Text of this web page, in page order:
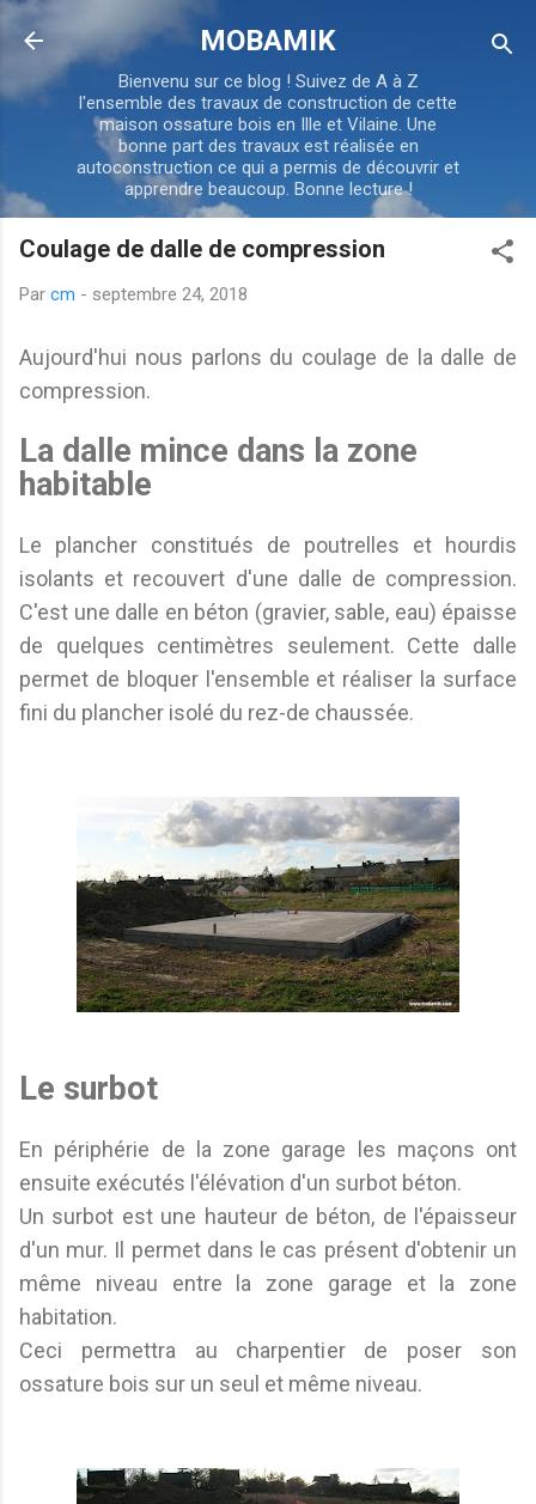
Accéder au contenu principal
MOBAMIK
Bienvenu sur ce blog ! Suivez de A à Z
l'ensemble des travaux de construction de cette
maison ossature bois en Ille et Vilaine. Une
bonne part des travaux est réalisée en
autoconstruction ce qui a permis de découvrir et
apprendre beaucoup. Bonne lecture !
Coulage de dalle de compression
Par cm - septembre 24, 2018
Aujourd'hui nous parlons du coulage de la dalle de
compression.
La dalle mince dans la zone
habitable
Le plancher constitués de poutrelles et hourdis
isolants et recouvert d'une dalle de compression.
C'est une dalle en béton (gravier, sable, eau) épaisse
de quelques centimètres seulement. Cette dalle
permet de bloquer l'ensemble et réaliser la surface
fini du plancher isolé du rez-de chaussée.
Le surbot
En périphérie de la zone garage les maçons ont
ensuite exécutés l'élévation d'un surbot béton.
Un surbot est une hauteur de béton, de l'épaisseur
d'un mur. Il permet dans le cas présent d'obtenir un
même niveau entre la zone garage et la zone
habitation.
Ceci permettra au charpentier de poser son
ossature bois sur un seul et même niveau.